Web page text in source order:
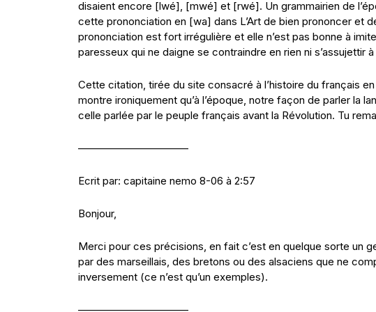
disaient encore [lwé], [mwé] et [rwé]. Un grammairien de
cette prononciation en [wa] dans L’Art de bien prononcer et
prononciation est fort irrégulière et elle n’est pas bonne à
paresseux qui ne daigne se contraindre en rien ni s’assujettir
Cette citation, tirée du site consacré à l’histoire du français
montre ironiquement qu’à l’époque, notre façon de parler la
celle parlée par le peuple français avant la Révolution. Tu
——————————–
Ecrit par: capitaine nemo 8-06 à 2:57
Bonjour,
Merci pour ces précisions, en fait c’est en quelque sorte un
par des marseillais, des bretons ou des alsaciens que ne
inversement (ce n’est qu’un exemples).